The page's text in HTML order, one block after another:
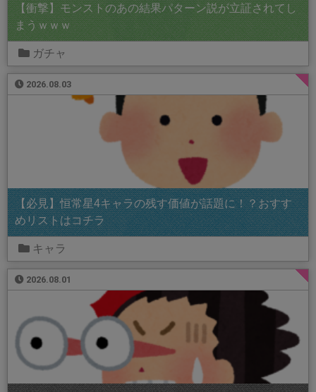
【衝撃】モンストのあの結果パターン説が立証されてし
まうｗｗｗ
ガチャ
2026.08.03
【必見】恒常星4キャラの残す価値が話題に！？おすす
めリストはコチラ
キャラ
2026.08.01